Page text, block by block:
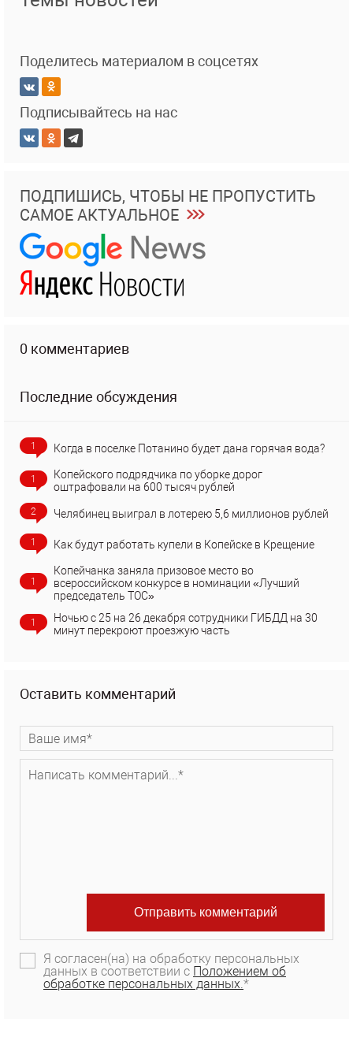
Поделитесь материалом в соцсетях
Подписывайтесь на нас
ПОДПИШИСЬ, ЧТОБЫ НЕ ПРОПУСТИТЬ
САМОЕ АКТУАЛЬНОЕ
0 комментариев
Последние обсуждения
1 Когда в поселке Потанино будет дана горячая вода?
1
Копейского подрядчика по уборке дорог
оштрафовали на 600 тысяч рублей
2 Челябинец выиграл в лотерею 5,6 миллионов рублей
1 Как будут работать купели в Копейске в Крещение
1
Копейчанка заняла призовое место во
всероссийском конкурсе в номинации «Лучший
председатель ТОС»
1
Ночью с 25 на 26 декабря сотрудники ГИБДД на 30
минут перекроют проезжую часть
Оставить комментарий
Я согласен(на) на обработку персональных
данных в соответствии с Положением об
обработке персональных данных.*